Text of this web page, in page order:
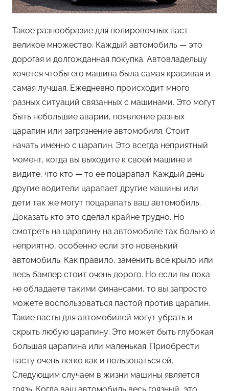
Такое разнообразие для полировочных паст
великое множество. Каждый автомобиль — это
дорогая и долгожданная покупка. Автовладельцу
хочется чтобы его машина была самая красивая и
самая лучшая. Ежедневно происходит много
разных ситуаций связанных с машинами. Это могут
быть небольшие аварии, появление разных
царапин или загрязнение автомобиля. Стоит
начать именно с царапин. Это всегда неприятный
момент, когда вы выходите к своей машине и
видите, что кто — то ее поцарапал. Каждый день
другие водители царапает другие машины или
дети так же могут поцарапать ваш автомобиль.
Доказать кто это сделал крайне трудно. Но
смотреть на царапину на автомобиле так больно и
неприятно, особенно если это новенький
автомобиль. Как правило, заменить все крыло или
весь бампер стоит очень дорого. Но если вы пока
не обладаете такими финансами, то вы запросто
можете воспользоваться пастой против царапин.
Такие пасты для автомобилей могут убрать и
скрыть любую царапину. Это может быть глубокая
большая царапина или маленькая. Приобрести
пасту очень легко как и пользоваться ей.
Следующим случаем в жизни машины является
грязь. Когда ваш автомобиль весь грязный, это